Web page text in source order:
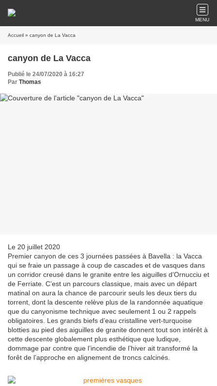
MENU
Accueil » canyon de La Vacca
canyon de La Vacca
Publié le 24/07/2020 à 16:27
Par Thomas
Le 20 juillet 2020
Premier canyon de ces 3 journées passées à Bavella : la Vacca
qui se fraie un passage à coup de cascades et de vasques dans
un corridor creusé dans le granite entre les aiguilles d’Ornucciu et
de Ferriate. C’est un parcours classique, mais avec un départ
matinal on aura la chance de parcourir seuls les deux tiers du
torrent, dont la descente relève plus de la randonnée aquatique
que du canyonisme technique avec seulement 1 ou 2 rappels
obligatoires. Les grands biefs d’eau cristalline vert-turquoise
blotties au pied des aiguilles de granite donnent tout son intérêt à
cette descente globalement plus esthétique que ludique,
dommage par contre que l’incendie de l’hiver ait transformé la
forêt de l’approche en alignement de troncs calcinés.